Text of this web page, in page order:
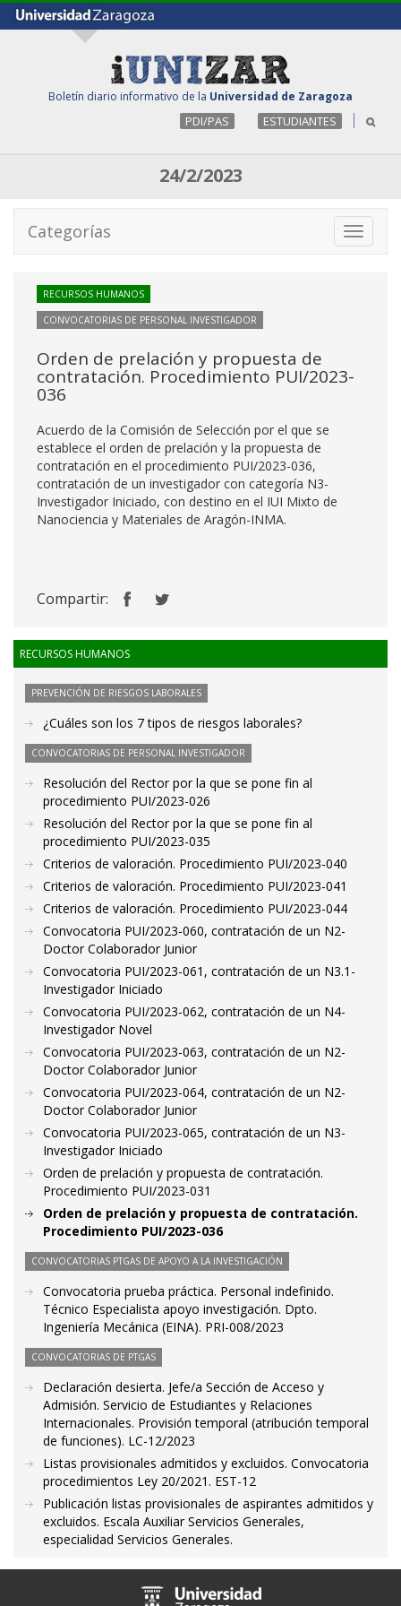
Boletín diario informativo de la Universidad de Zaragoza
PDI/PAS ESTUDIANTES
24/2/2023
Toggle
Categorías
RECURSOS HUMANOS
CONVOCATORIAS DE PERSONAL INVESTIGADOR
Orden de prelación y propuesta de
contratación. Procedimiento PUI/2023-
036
Acuerdo de la Comisión de Selección por el que se
establece el orden de prelación y la propuesta de
contratación en el procedimiento PUI/2023-036,
contratación de un investigador con categoría N3-
Investigador Iniciado, con destino en el IUI Mixto de
Nanociencia y Materiales de Aragón-INMA.
Compartir:
RECURSOS HUMANOS
PREVENCIÓN DE RIESGOS LABORALES
¿Cuáles son los 7 tipos de riesgos laborales?
CONVOCATORIAS DE PERSONAL INVESTIGADOR
Resolución del Rector por la que se pone fin al
procedimiento PUI/2023-026
Resolución del Rector por la que se pone fin al
procedimiento PUI/2023-035
Criterios de valoración. Procedimiento PUI/2023-040
Criterios de valoración. Procedimiento PUI/2023-041
Criterios de valoración. Procedimiento PUI/2023-044
Convocatoria PUI/2023-060, contratación de un N2-
Doctor Colaborador Junior
Convocatoria PUI/2023-061, contratación de un N3.1-
Investigador Iniciado
Convocatoria PUI/2023-062, contratación de un N4-
Investigador Novel
Convocatoria PUI/2023-063, contratación de un N2-
Doctor Colaborador Junior
Convocatoria PUI/2023-064, contratación de un N2-
Doctor Colaborador Junior
Convocatoria PUI/2023-065, contratación de un N3-
Investigador Iniciado
Orden de prelación y propuesta de contratación.
Procedimiento PUI/2023-031
Orden de prelación y propuesta de contratación.
Procedimiento PUI/2023-036
CONVOCATORIAS PTGAS DE APOYO A LA INVESTIGACIÓN
Convocatoria prueba práctica. Personal indefinido.
Técnico Especialista apoyo investigación. Dpto.
Ingeniería Mecánica (EINA). PRI-008/2023
CONVOCATORIAS DE PTGAS
Declaración desierta. Jefe/a Sección de Acceso y
Admisión. Servicio de Estudiantes y Relaciones
Internacionales. Provisión temporal (atribución temporal
de funciones). LC-12/2023
Listas provisionales admitidos y excluidos. Convocatoria
procedimientos Ley 20/2021. EST-12
Publicación listas provisionales de aspirantes admitidos y
excluidos. Escala Auxiliar Servicios Generales,
especialidad Servicios Generales.